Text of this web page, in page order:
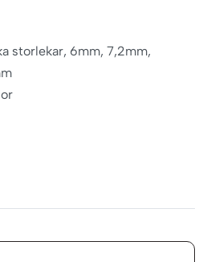
storlekar, 6mm, 7,2mm,